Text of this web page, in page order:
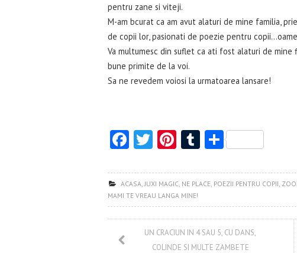
pentru zane si viteji.
M-am bcurat ca am avut alaturi de mine familia,
de copii lor, pasionati de poezie pentru
Va multumesc din suflet ca ati fost alaturi de
bune primite de la voi.
Sa ne revedem voiosi la urmatoarea lansare!
Fa
b
o
o
T
itt
er
Pi
er
es
t
T
m
r
S
re
ACASA JUXI MAGIC NE PLACE, POEZII PENTRU COPII
MAMI TE VREAU LANGA MINE!
UN CRACIUN IN 4 SAU 5, CU DANS,
COLINDE SI MULTE ZAMBETE